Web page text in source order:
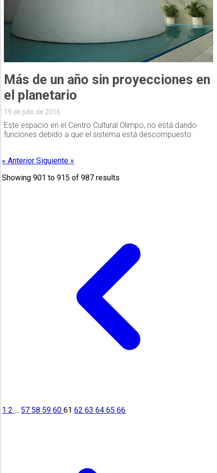
Más de un año sin proyecciones en
el planetario
19 de julio de 2016
Este espacio en el Centro Cultural Olimpo, no está dando
funciones debido a que el sistema está descompuesto
« AnteriorSiguiente »
Showing901 to915 of987 results
12... 57 58 596061 6263646566